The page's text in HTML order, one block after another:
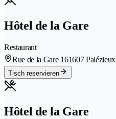
Hôtel de la Gare
Restaurant
Rue de la Gare 161607 Palézieux
Tisch reservieren
Hôtel de la Gare